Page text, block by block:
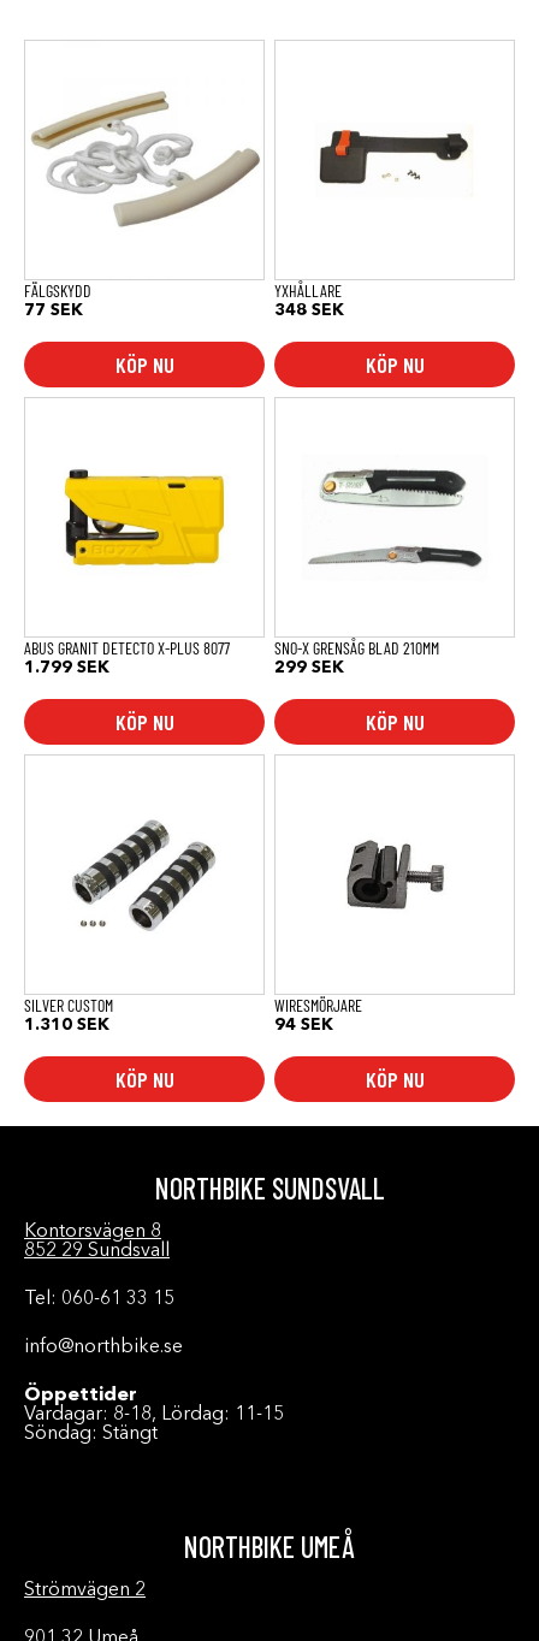
FÄLGSKYDD
77 SEK
KÖP NU
YXHÅLLARE
348 SEK
KÖP NU
ABUS GRANIT DETECTO X-PLUS 8077
1.799 SEK
KÖP NU
SNO-X GRENSÅG BLAD 210MM
299 SEK
KÖP NU
SILVER CUSTOM
1.310 SEK
KÖP NU
WIRESMÖRJARE
94 SEK
KÖP NU
NORTHBIKE SUNDSVALL
Kontorsvägen 8
852 29 Sundsvall
Tel: 060-61 33 15
info@northbike.se
Öppettider
Vardagar: 8-18, Lördag: 11-15
Söndag: Stängt
NORTHBIKE UMEÅ
Strömvägen 2